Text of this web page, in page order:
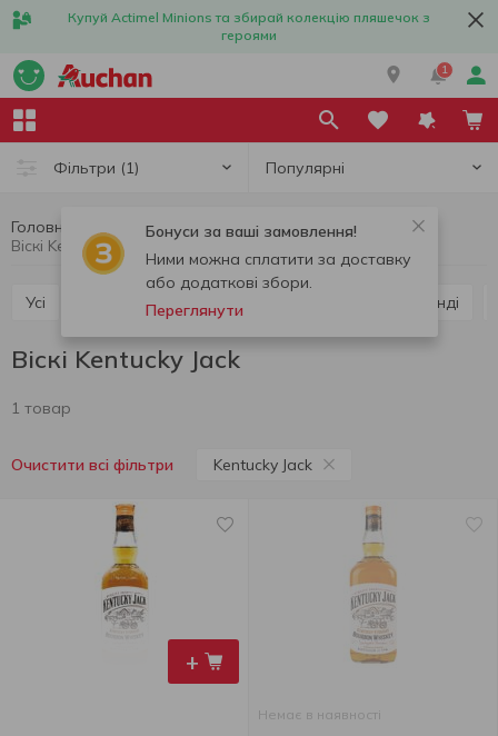
Купуй Actimel Minions та збирай колекцію пляшечок з
героями
1
Фільтри (1) Популярні
Бонуси за ваші замовлення!
Ними можна сплатити за доставку
або додаткові збори.
Переглянути
Головна Алкоголь Міцний алкоголь
Віскі
Віскі Kentucky Jack
Усі Коньяк та бренді
Віскі Kentucky Jack
1 товар
Очистити всі фільтри Kentucky Jack
+
Немає в наявності